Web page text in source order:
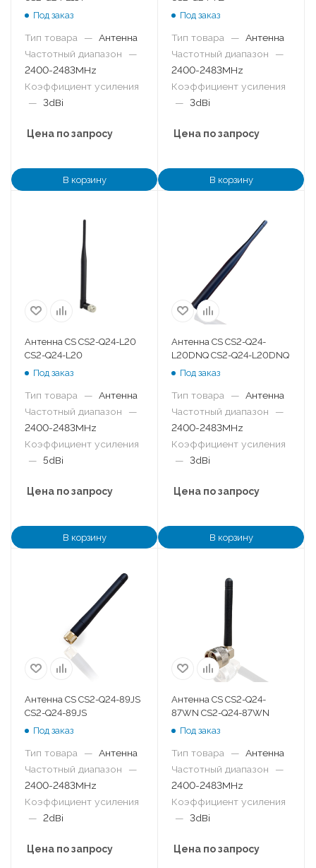
Под заказ
Тип товара — Антенна
Частотный диапазон
—
2400-2483MHz
Коэффициент усиления
— 3dBi
Цена по запросу
В корзину
Под заказ
Тип товара — Антенна
Частотный диапазон
—
2400-2483MHz
Коэффициент усиления
— 3dBi
Цена по запросу
В корзину
Антенна CS CS2-Q24-L20
CS2-Q24-L20
Под заказ
Тип товара — Антенна
Частотный диапазон
—
2400-2483MHz
Коэффициент усиления
— 5dBi
Цена по запросу
В корзину
Антенна CS CS2-Q24-
L20DNQ CS2-Q24-L20DNQ
Под заказ
Тип товара — Антенна
Частотный диапазон
—
2400-2483MHz
Коэффициент усиления
— 3dBi
Цена по запросу
В корзину
Антенна CS CS2-Q24-89JS
CS2-Q24-89JS
Под заказ
Тип товара — Антенна
Частотный диапазон
—
2400-2483MHz
Коэффициент усиления
— 2dBi
Цена по запросу
Антенна CS CS2-Q24-
87WN CS2-Q24-87WN
Под заказ
Тип товара — Антенна
Частотный диапазон
—
2400-2483MHz
Коэффициент усиления
— 3dBi
Цена по запросу